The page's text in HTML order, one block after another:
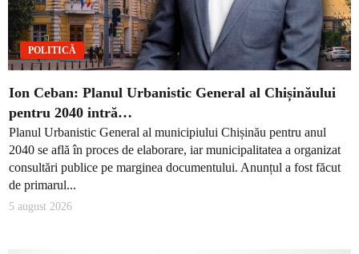
POLITICĂ
Ion Ceban: Planul Urbanistic General al Chișinăului
pentru 2040 intră…
Planul Urbanistic General al municipiului Chișinău pentru anul
2040 se află în proces de elaborare, iar municipalitatea a organizat
consultări publice pe marginea documentului. Anunțul a fost făcut
de primarul...
5 august 2026